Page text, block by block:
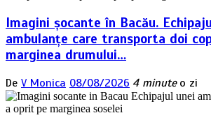
Imagini șocante în Bacău.
ambulanțe care transporta doi
marginea drumului…
De V Monica 08/08/2026 4 minute o zi